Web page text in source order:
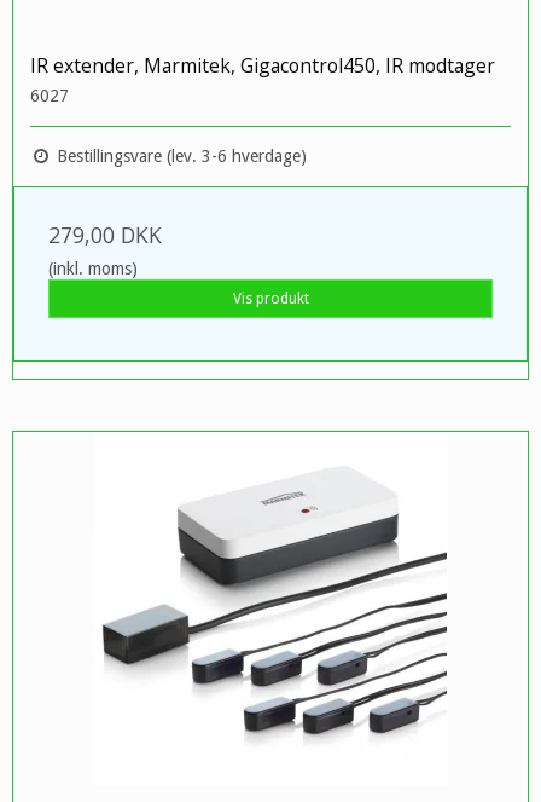
IR extender, Marmitek, Gigacontrol450, IR modtager
6027
Bestillingsvare (lev. 3-6 hverdage)
279,00 DKK
(inkl. moms)
Vis produkt